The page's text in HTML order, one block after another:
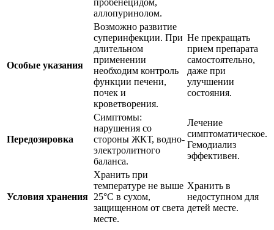
аллопуринолом.
Особые указания
Возможно развитие
суперинфекции. При
длительном
применении
необходим контроль
функции печени,
почек и
кроветворения.
Не прекращать
прием препарата
самостоятельно,
даже при
улучшении
состояния.
Передозировка
Симптомы:
нарушения со
стороны ЖКТ, водно-
электролитного
баланса.
Лечение
симптоматическое.
Гемодиализ
эффективен.
Условия хранения
Хранить при
температуре не выше
25°C в сухом,
защищенном от света
месте.
Хранить в
недоступном для
детей месте.